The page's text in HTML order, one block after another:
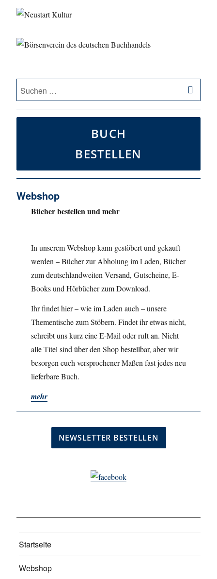
Suche
nach:
BUCH
BESTELLEN
Webshop
Bücher bestellen und mehr
In unserem Webshop kann gestöbert und gekauft
werden – Bücher zur Abholung im Laden, Bücher
zum deutschlandweiten Versand, Gutscheine, E-
Books und Hörbücher zum Download.
Ihr findet hier – wie im Laden auch – unsere
Thementische zum Stöbern. Findet ihr etwas nicht,
schreibt uns kurz eine E-Mail oder ruft an. Nicht
alle Titel sind über den Shop bestellbar, aber wir
besorgen euch versprochener Maßen fast jedes neu
lieferbare Buch.
mehr
Startseite
Webshop